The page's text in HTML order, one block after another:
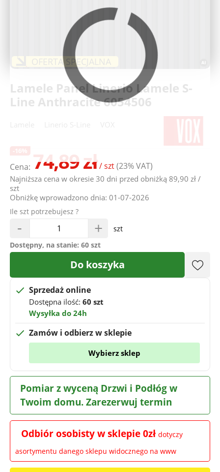
Deweloperzy
Lamele Panel Linerio Lamele S-
Line Anthracite 6054506
-16%
Cena: 74,89 zł/ szt(23% VAT)
Najniższa cena w okresie 30 dni przed obniżką 89,90 zł /
szt
Obniżkę wprowadzono dnia: 01-07-2026
Ile szt potrzebujesz ?
- +
szt
Dostępny, na stanie: 60 szt
Do koszyka
Sprzedaż online
Dostępna ilość: 60 szt
Wysyłka do 24h
Zamów i odbierz w sklepie
Wybierz sklep
Pomiar z wyceną Drzwi i Podłóg w
Twoim domu. Zarezerwuj termin
Odbiór osobisty w sklepie 0zł dotyczy
asortymentu danego sklepu widocznego na www
OFERTA SPECJALNA